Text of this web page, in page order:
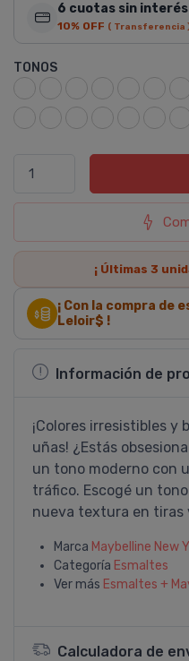
6 cuotas sin interés
10% OFF ( Transferencia
TONOS
¡ Últimas 3
¡ Con la compra de
Leloir$ !
Información de
¡Colores irresistibles y
uñas! ¿Estás
un tono moderno con
tráfico. Escogé un
nueva textura en tiras
Marca Maybelline New
Categoría Esmaltes
Ver más Esmaltes +
Calculadora de